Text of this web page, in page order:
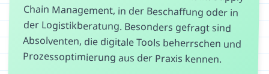
Prozessoptimierung aus der Praxis kennen.